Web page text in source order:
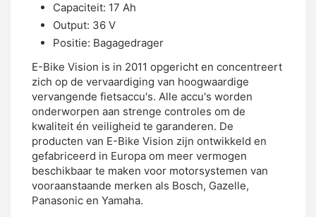
Capaciteit: 17 Ah
Output: 36 V
Positie: Bagagedrager
E-Bike Vision is in 2011 opgericht en concentreert
zich op de vervaardiging van hoogwaardige
vervangende fietsaccu's. Alle accu's worden
onderworpen aan strenge controles om de
kwaliteit én veiligheid te garanderen. De
producten van E-Bike Vision zijn ontwikkeld en
gefabriceerd in Europa om meer vermogen
beschikbaar te maken voor motorsystemen van
vooraanstaande merken als Bosch, Gazelle,
Panasonic en Yamaha.